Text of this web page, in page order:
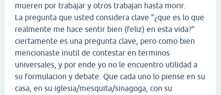
mueren por trabajar y otros trabajan hasta morir.
La pregunta que usted considera clave "¿que es lo que
realmente me hace sentir bien (feliz) en esta vida?"
ciertamente es una pregunta clave, pero como bien
mencionaste inutil de contestar en terminos
universales, y por ende yo no le encuentro utilidad a
su formulacion y debate. Que cada uno lo piense en su
casa, en su iglesia/mesquita/sinagoga, con su